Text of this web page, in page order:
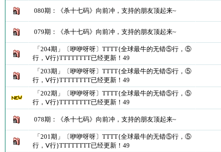
080期：《杀十七码》向前冲，支持的朋友顶起来~
079期：《杀十七码》向前冲，支持的朋友顶起来~
「204期」〔咿咿呀呀〕TTTT{全球最牛的无错⑤行，⑤
行，Ⅴ行}TTTTTTTT已经更新！49
「203期」〔咿咿呀呀〕TTTT{全球最牛的无错⑤行，⑤
行，Ⅴ行}TTTTTTTT已经更新！49
「202期」〔咿咿呀呀〕TTTT{全球最牛的无错⑤行，⑤
行，Ⅴ行}TTTTTTTT已经更新！49
078期：《杀十七码》向前冲，支持的朋友顶起来~
「201期」〔咿咿呀呀〕TTTT{全球最牛的无错⑤行，⑤
行，Ⅴ行}TTTTTTTT已经更新！49